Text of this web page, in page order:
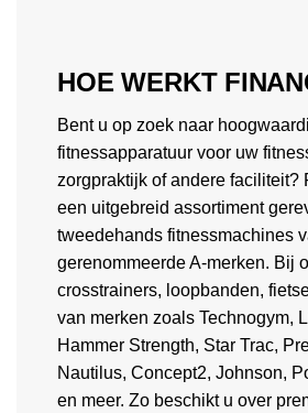
HOE WERKT
Bent u op zoek naar
fitnessapparatuur voor uw
zorgpraktijk of andere faciliteit?
een uitgebreid assortiment
tweedehands fitnessmachines
gerenommeerde A-merken. Bij
crosstrainers, loopbanden,
van merken zoals Technogym,
Hammer Strength, Star Trac,
Nautilus, Concept2, Johnson,
en meer. Zo beschikt u over